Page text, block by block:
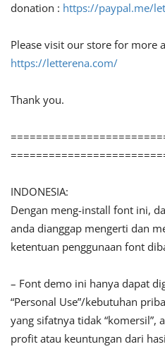
donation : https://paypal.me/
Please visit our store for more
https://letterena.com/
Thank you.
INDONESIA:
Dengan meng-install font ini,
anda dianggap mengerti dan
ketentuan penggunaan font
– Font demo ini hanya dapat
“Personal Use”/kebutuhan
yang sifatnya tidak “komersil”,
profit atau keuntungan dari